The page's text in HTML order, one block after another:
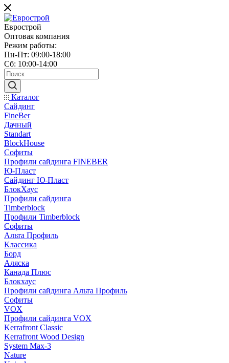
Еврострой
Оптовая компания
Режим работы:
Пн-Пт: 09:00-18:00
Сб: 10:00-14:00
Каталог
Сайдинг
FineBer
Дачный
Standart
BlockHouse
Софиты
Профили сайдинга FINEBER
Ю-Пласт
Сайдинг Ю-Пласт
БлокХаус
Профили сайдинга
Timberblock
Профили Timberblock
Софиты
Альта Профиль
Классика
Борд
Аляска
Канада Плюс
Блокхаус
Профили сайдинга Альта Профиль
Софиты
VOX
Профили сайдинга VOX
Kerrafront Classic
Kerrafront Wood Design
System Max-3
Nature